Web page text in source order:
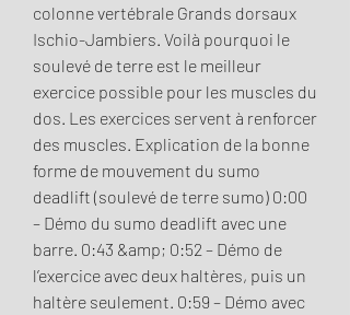
colonne vertébrale Grands dorsaux
Ischio-Jambiers. Voilà pourquoi le
soulevé de terre est le meilleur
exercice possible pour les muscles du
dos. Les exercices servent à renforcer
des muscles. Explication de la bonne
forme de mouvement du sumo
deadlift (soulevé de terre sumo) 0:00
– Démo du sumo deadlift avec une
barre. 0:43 &amp; 0:52 – Démo de
l’exercice avec deux haltères, puis un
haltère seulement. 0:59 – Démo avec